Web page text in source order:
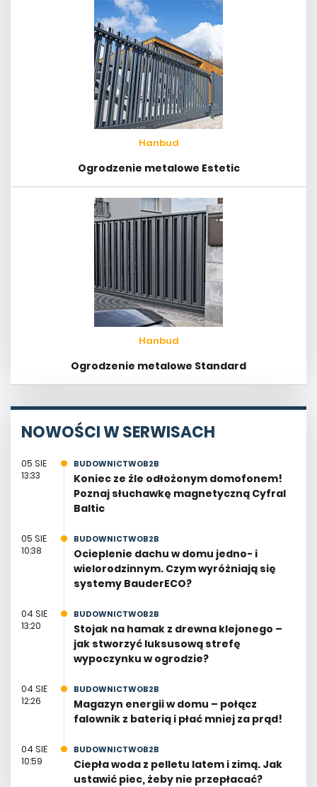
Hanbud
Ogrodzenie metalowe Estetic
Hanbud
Ogrodzenie metalowe Standard
NOWOŚCI W SERWISACH
05 SIE
13:33
BUDOWNICTWOB2B
Koniec ze źle odłożonym domofonem!
Poznaj słuchawkę magnetyczną Cyfral
Baltic
05 SIE
10:38
BUDOWNICTWOB2B
Ocieplenie dachu w domu jedno- i
wielorodzinnym. Czym wyróżniają się
systemy BauderECO?
04 SIE
13:20
BUDOWNICTWOB2B
Stojak na hamak z drewna klejonego –
jak stworzyć luksusową strefę
wypoczynku w ogrodzie?
04 SIE
12:26
BUDOWNICTWOB2B
Magazyn energii w domu – połącz
falownik z baterią i płać mniej za prąd!
04 SIE
10:59
BUDOWNICTWOB2B
Ciepła woda z pelletu latem i zimą. Jak
ustawić piec, żeby nie przepłacać?